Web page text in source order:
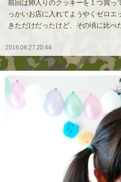
前回は卵入りのクッキーを１つ買っ
っかいお店に入れてようやくゼロエ
きただけだったけど、その頃に比べ
2016.08.27 20:44